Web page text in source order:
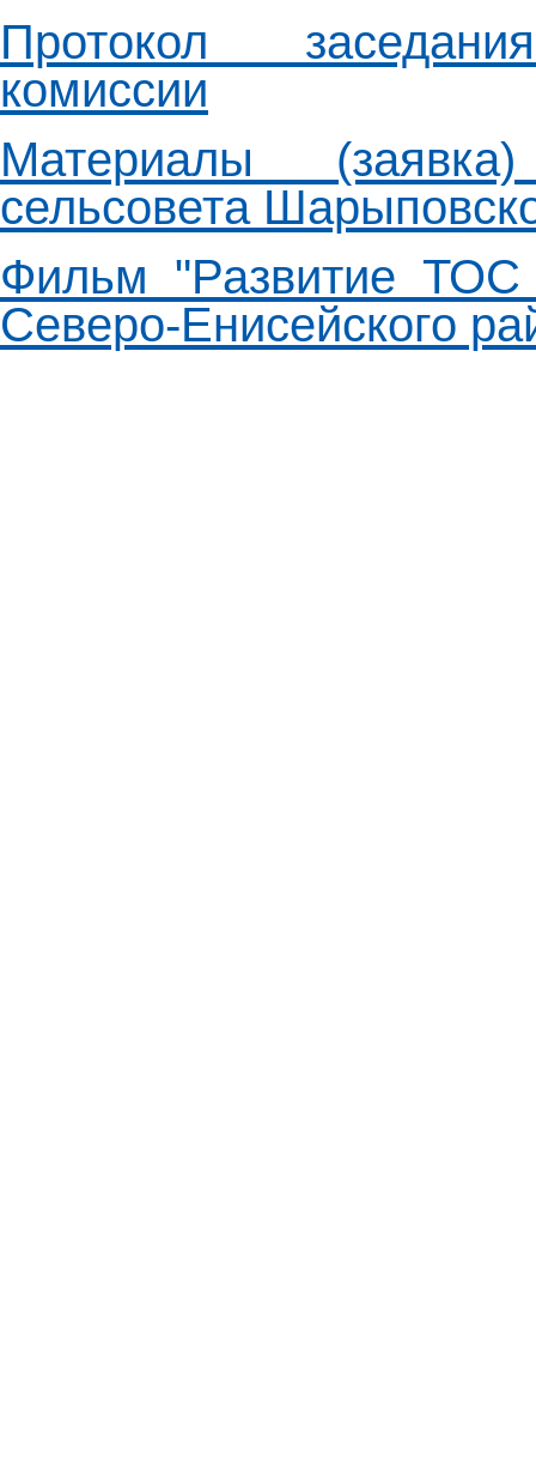
Протокол
комиссии
Материалы
сельсовета
Фильм "Развитие ТОС
Северо-Енисейского